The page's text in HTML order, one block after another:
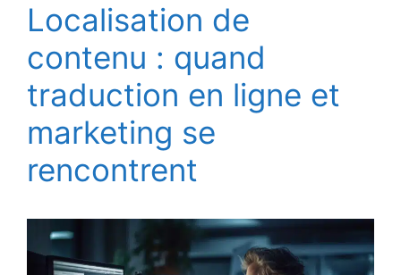
Localisation de
contenu : quand
traduction en ligne et
marketing se
rencontrent